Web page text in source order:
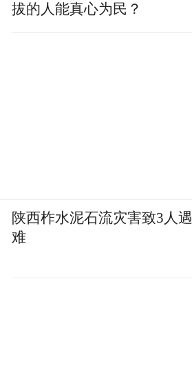
拔的人能真心为民？
陕西柞水泥石流灾害致3人遇
难